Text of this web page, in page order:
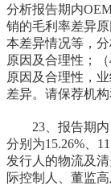
分析报告期内
销的毛利率差异
本差异情况等，
原因及合理性；
原因及合理性，
差异。请保荐机
23、报告期内
分别为15.26%、
发行人的物流及
际控制人、董监